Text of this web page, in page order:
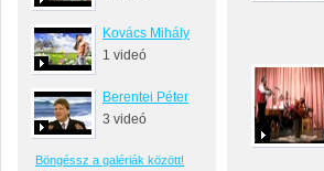
Kovács Mihály
1 videó
Berentei Péter
3 videó
Böngéssz a galériák között!